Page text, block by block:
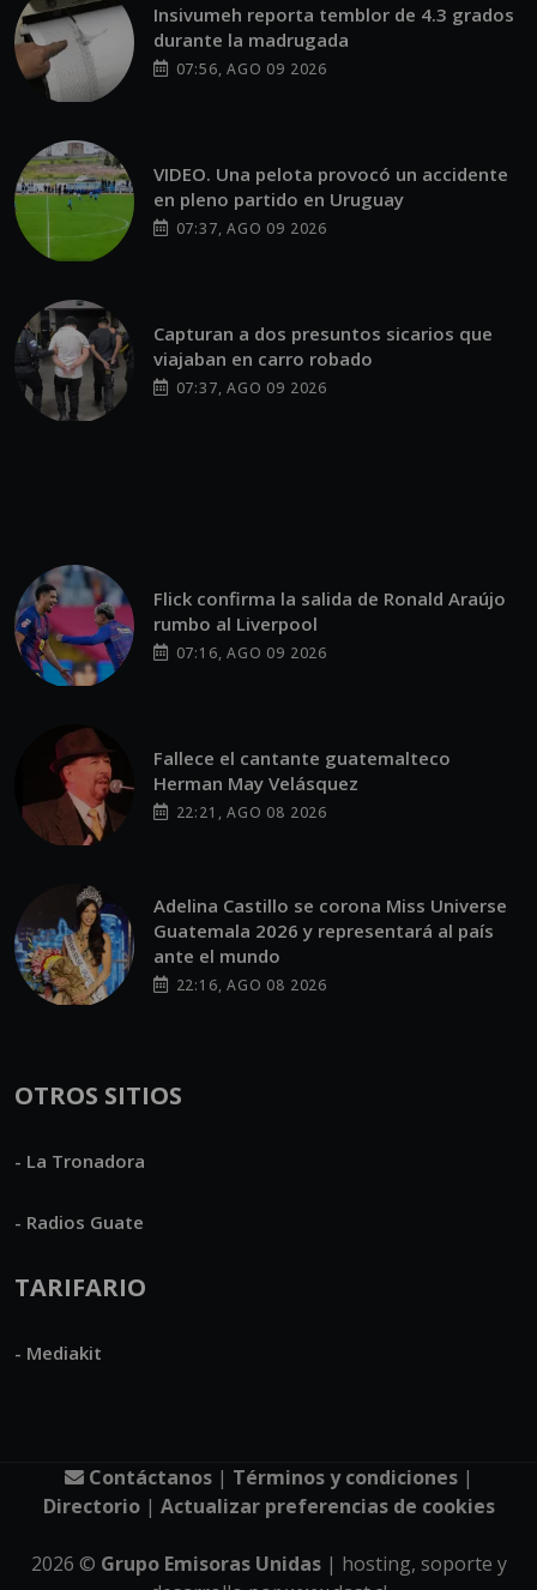
Insivumeh reporta temblor de 4.3 grados
durante la madrugada
07:56, AGO 09 2026
VIDEO. Una pelota provocó un accidente
en pleno partido en Uruguay
07:37, AGO 09 2026
Capturan a dos presuntos sicarios que
viajaban en carro robado
07:37, AGO 09 2026
Flick confirma la salida de Ronald Araújo
rumbo al Liverpool
07:16, AGO 09 2026
Fallece el cantante guatemalteco
Herman May Velásquez
22:21, AGO 08 2026
Adelina Castillo se corona Miss Universe
Guatemala 2026 y representará al país
ante el mundo
22:16, AGO 08 2026
OTROS SITIOS
- La Tronadora
- Radios Guate
TARIFARIO
- Mediakit
Contáctanos| Términos y condiciones|
Directorio| Actualizar preferencias de cookies
2026 © Grupo Emisoras Unidas| hosting, soporte y